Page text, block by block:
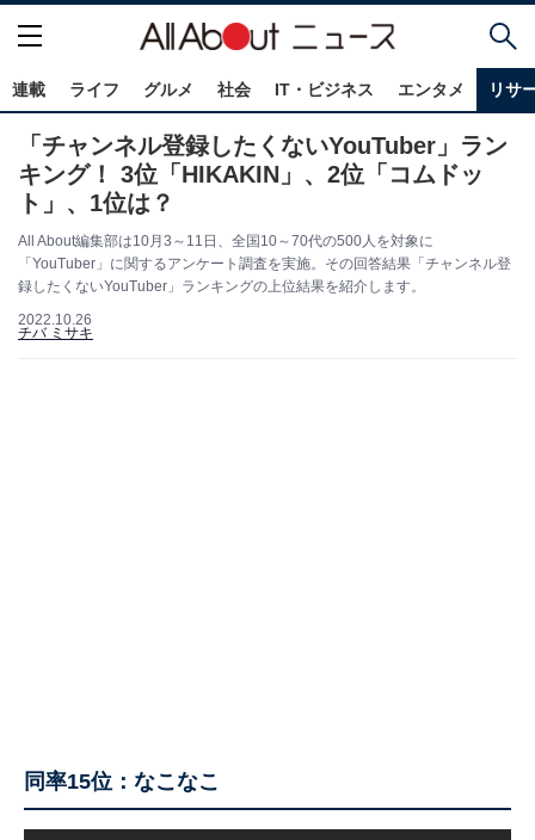
連載 ライフ グルメ 社会 IT・ビジネス エンタメ リサ
「チャンネル登録したくないYouTuber」ラン
キング！ 3位「HIKAKIN」、2位「コムドッ
ト」、1位は？
All About編集部は10月3～11日、全国10～70代の500人を対象に
「YouTuber」に関するアンケート調査を実施。その回答結果「チャンネル登
録したくないYouTuber」ランキングの上位結果を紹介します。
2022.10.26
チバ ミサキ
同率15位：なこなこ